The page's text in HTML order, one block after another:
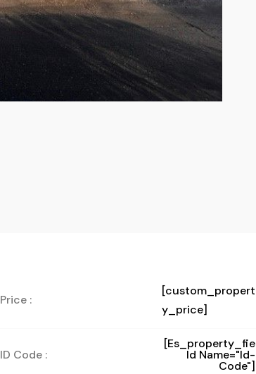
Price :
[custom_propert
y_price]
ID Code :
[es_property_fie
Ld Name="id-
Code"]